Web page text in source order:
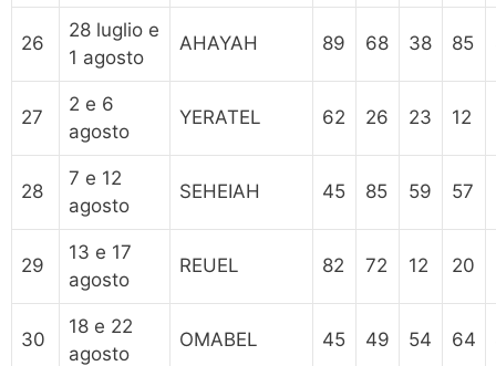
26
28 luglio e
1 agosto
AHAYAH 89 68 38 85
27
2 e 6
agosto
YERATEL 62 26 23 12
28
7 e 12
agosto
SEHEIAH 45 85 59 57
29
13 e 17
agosto
REUEL 82 72 12 20
30
18 e 22
agosto
OMABEL 45 49 54 64